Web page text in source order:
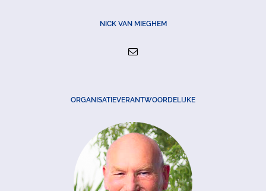
NICK VAN MIEGHEM
ORGANISATIEVERANTWOORDELIJKE